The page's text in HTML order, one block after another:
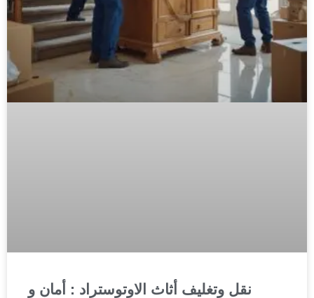
نقل وتغليف أثاث الاوتوستراد : أمان و